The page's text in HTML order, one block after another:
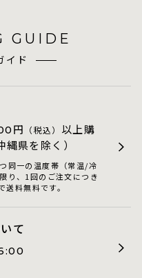
GUIDE
イド
円 （税込） 以上購
県を除く）
同一の温度帯（常温/冷
り、1回のご注文につき
料無料です。
て